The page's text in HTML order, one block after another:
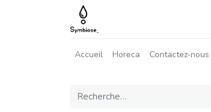
Accueil Horeca Contactez-nous